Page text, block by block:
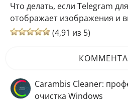
Что делать, если Telegram
отображает изображения и
(4,91 из 5)
Carambis Cleaner:
очистка Windows